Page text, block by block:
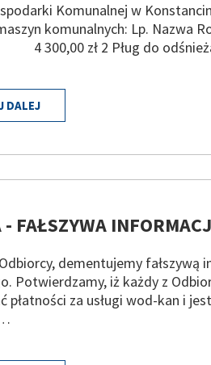
Komunalnej w
komunalnych: Lp. Nazwa
300,00 zł 2 Pług do
DALEJ
- FAŁSZYWA
dementujemy fałszywą
Potwierdzamy, iż każdy z
płatności za usługi wod-kan i